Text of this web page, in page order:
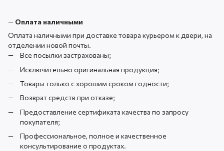
— Оплата наличными
Оплата наличными при доставке товара курьером к двери, на
отделении новой почты.
Все посылки застрахованы;
Исключительно оригинальная продукция;
Товары только с хорошим сроком годности;
Возврат средств при отказе;
Предоставление сертификата качества по запросу
покупателя;
Профессиональное, полное и качественное
консультирование о продуктах.